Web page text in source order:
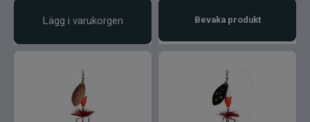
Lägg i varukorgen Bevaka produkt